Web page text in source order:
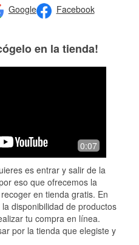
Google Facebook
en la tienda!
0:07
es entrar y salir de la
eso que ofrecemos la
en tienda gratis. En
disponibilidad de productos
tu compra en línea.
por la tienda que elegiste y